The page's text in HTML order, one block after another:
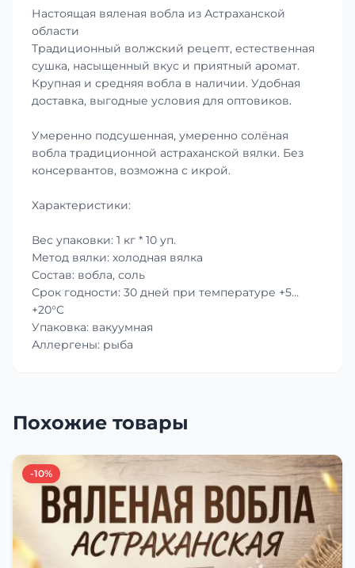
Настоящая вяленая вобла из Астраханской
области
Традиционный волжский рецепт, естественная
сушка, насыщенный вкус и приятный аромат.
Крупная и средняя вобла в наличии. Удобная
доставка, выгодные условия для оптовиков.
Умеренно подсушенная, умеренно солёная
вобла традиционной астраханской вялки. Без
консервантов, возможна с икрой.
Характеристики:
Вес упаковки: 1 кг * 10 уп.
Метод вялки: холодная вялка
Состав: вобла, соль
Срок годности: 30 дней при температуре +5…
+20°C
Упаковка: вакуумная
Аллергены: рыба
Похожие товары
-10%